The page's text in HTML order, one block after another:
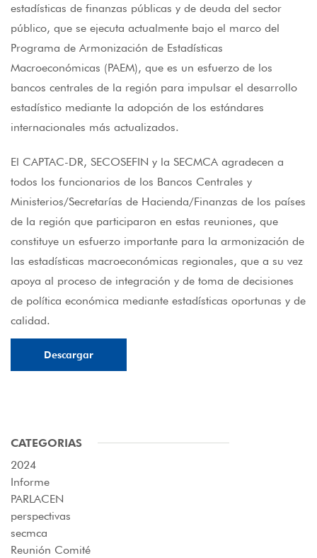
estadísticas de finanzas públicas y de deuda del sector
público, que se ejecuta actualmente bajo el marco del
Programa de Armonización de Estadísticas
Macroeconómicas (PAEM), que es un esfuerzo de los
bancos centrales de la región para impulsar el desarrollo
estadístico mediante la adopción de los estándares
internacionales más actualizados.
El CAPTAC-DR, SECOSEFIN y la SECMCA agradecen a
todos los funcionarios de los Bancos Centrales y
Ministerios/Secretarías de Hacienda/Finanzas de los países
de la región que participaron en estas reuniones, que
constituye un esfuerzo importante para la armonización de
las estadísticas macroeconómicas regionales, que a su vez
apoya al proceso de integración y de toma de decisiones
de política económica mediante estadísticas oportunas y de
calidad.
Descargar
CATEGORIAS
2024
Informe
PARLACEN
perspectivas
secmca
Reunión Comité